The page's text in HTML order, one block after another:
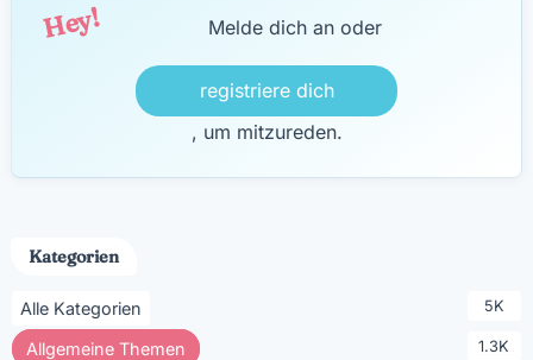
Hey! Melde dich an oder
registriere dich
, um mitzureden.
Kategorien
5K
Alle Kategorien
1.3K
Allgemeine Themen